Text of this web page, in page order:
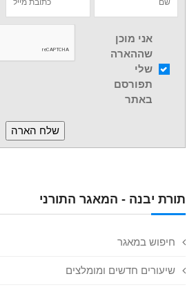
תורת יבנה - המאגר התורני
חיפוש במאגר
שיעורים חדשים ומומלצים
אני מוכן
שההארה
שלי
תפורסם
באתר